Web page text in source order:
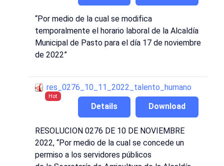
“Por medio de la cual se modifica
temporalmente el horario laboral de la Alcaldía
Municipal de Pasto para el día 17 de noviembre
de 2022”
res_0276_10_11_2022_talento_humano
Hot
Download
Details
RESOLUCION 0276 DE 10 DE NOVIEMBRE
2022, “Por medio de la cual se concede un
permiso a los servidores públicos